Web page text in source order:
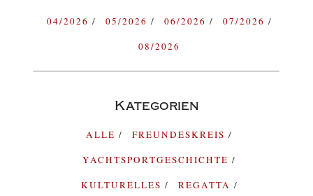
04/2026
05/2026 06/2026
07/2026
08/2026
Kategorien
ALLE
FREUNDESKREIS
YACHTSPORTGESCHICHTE
KULTURELLES
REGATTA